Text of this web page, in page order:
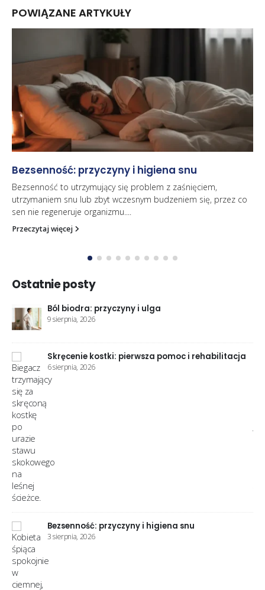
POWIĄZANE ARTYKUŁY
Stabilność to podstawa jakie wkładki do
butów na siłownię poprawią twoje wyniki
Dajesz z siebie wszystko na siłowni – dokładasz ciężaru,
biegniesz kolejny kilometr, walczysz o nowe rekordy. W całym
tym skupieniu...
Ostatnie posty
Kifoza (okrągłe plecy) u dorosłych: co pomaga
31 lipca, 2026
Woda w kolanie: przyczyny i co robić